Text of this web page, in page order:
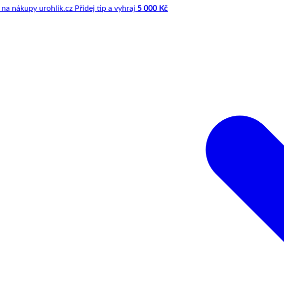
na nákupy urohlik.cz Přidej tip a vyhraj 5 000 Kč